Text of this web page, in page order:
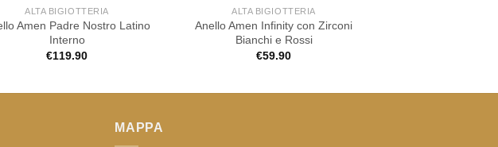
ALTA BIGIOTTERIA
Amen Padre Nostro Latino
Interno
€119.90
ALTA BIGIOTTERIA
Anello Amen Infinity con Zirconi
Bianchi e Rossi
€59.90
MAPPA